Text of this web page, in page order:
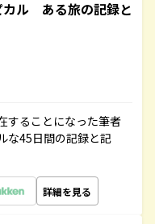
カル ある旅の記録と
することになった筆者
な45日間の記録と記
詳細を見る